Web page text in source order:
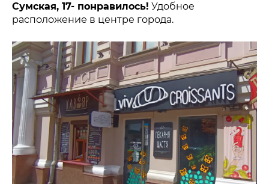
Сумская, 17- понравилось! Удобное
расположение в центре города.